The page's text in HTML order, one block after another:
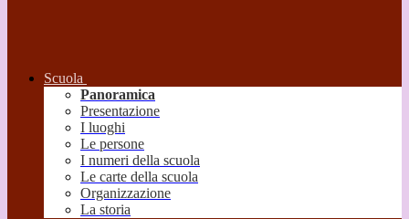
Scuola
Panoramica
Presentazione
I luoghi
Le persone
I numeri della scuola
Le carte della scuola
Organizzazione
La storia